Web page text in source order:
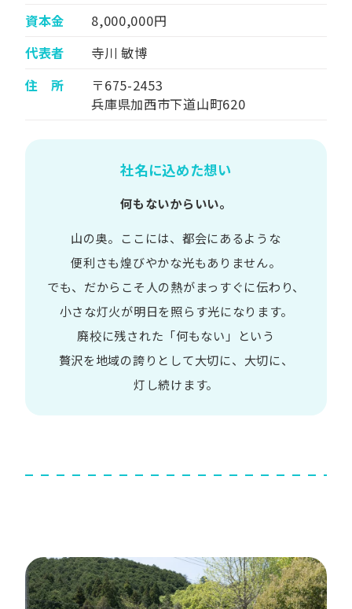
資本金
8,000,000円
代表者
寺川 敏博
住 所
〒675-2453
兵庫県加西市下道山町620
社名に込めた想い
何もないからいい。
山の​奥。​ここには、​都会に​あるような​
便利さも煌びやかな​光も​ありません。​
でも、​だから​こそ 人の​熱が​まっすぐに​伝わり、
小さな​灯火が​明日を​照らす光に​なります。
廃校に​残された​「何も​ない」と​いう​
贅沢を地域の​誇りと​して大切に、​大切に、​
灯し続けます。​